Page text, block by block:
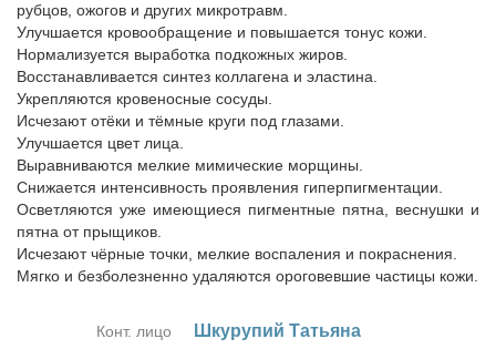
рубцов, ожогов и других микротравм.
Улучшается кровообращение и повышается тонус кожи.
Нормализуется выработка подкожных жиров.
Восстанавливается синтез коллагена и эластина.
Укрепляются кровеносные сосуды.
Исчезают отёки и тёмные круги под глазами.
Улучшается цвет лица.
Выравниваются мелкие мимические морщины.
Снижается интенсивность проявления гиперпигментации.
Осветляются уже имеющиеся пигментные пятна, веснушки и
пятна от прыщиков.
Исчезают чёрные точки, мелкие воспаления и покраснения.
Мягко и безболезненно удаляются ороговевшие частицы кожи.
Конт. лицо Шку­ру­пий Та­тья­на